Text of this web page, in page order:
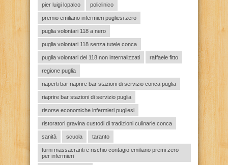
pier luigi lopalco policlinico
premio emiliano infermieri pugliesi zero
puglia volontari 118 a nero
puglia volontari 118 senza tutele conca
puglia volontari del 118 non internalizzati raffaele fitto
regione puglia
riaperti bar riaprire bar stazioni di servizio conca puglia
riaprire bar stazioni di servizio puglia
risorse economiche infermieri pugliesi
ristoratori gravina custodi di tradizioni culinarie conca
sanità scuola taranto
turni massacranti e rischio contagio emiliano premi zero
per infermieri